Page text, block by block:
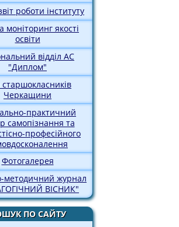
роботи інституту
моніторинг якості
освіти
відділ АС
"Диплом"
старшокласників
Черкащини
практичний
самопізнання та
професійного
Фотогалерея
методичний журнал
ВІСНИК"
ПО САЙТУ